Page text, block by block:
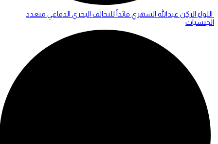
اللواء الركن عبدالله الشهري قائداً للتحالف البحري الدفاعي متعدد
الجنسيات